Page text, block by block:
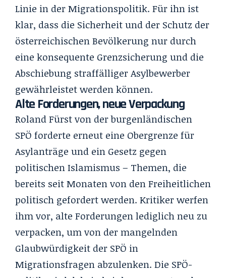
Linie in der Migrationspolitik. Für ihn ist
klar, dass die Sicherheit und der Schutz der
österreichischen Bevölkerung nur durch
eine konsequente Grenzsicherung und die
Abschiebung straffälliger Asylbewerber
gewährleistet werden können.
Alte Forderungen, neue Verpackung
Roland Fürst von der burgenländischen
SPÖ forderte erneut eine Obergrenze für
Asylanträge und ein Gesetz gegen
politischen Islamismus – Themen, die
bereits seit Monaten von den Freiheitlichen
politisch gefordert werden. Kritiker werfen
ihm vor, alte Forderungen lediglich neu zu
verpacken, um von der mangelnden
Glaubwürdigkeit der SPÖ in
Migrationsfragen abzulenken. Die SPÖ-